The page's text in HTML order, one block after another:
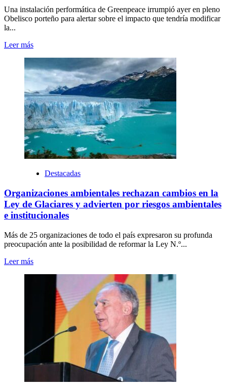
Una instalación performática de Greenpeace irrumpió ayer en pleno
Obelisco porteño para alertar sobre el impacto que tendría modificar
la...
Leer más
Destacadas
Organizaciones ambientales rechazan cambios en la
Ley de Glaciares y advierten por riesgos ambientales
e institucionales
Más de 25 organizaciones de todo el país expresaron su profunda
preocupación ante la posibilidad de reformar la Ley N.º...
Leer más